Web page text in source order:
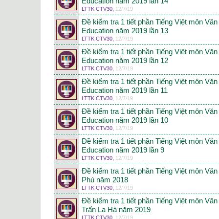
LTTK CTV30 12/7/19
Đề kiểm tra 1 tiết phần Tiếng Việt môn
Education năm 2019 lần 13
LTTK CTV30 12/7/19
Đề kiểm tra 1 tiết phần Tiếng Việt môn
Education năm 2019 lần 12
LTTK CTV30 12/7/19
Đề kiểm tra 1 tiết phần Tiếng Việt môn
Education năm 2019 lần 11
LTTK CTV30 12/7/19
Đề kiểm tra 1 tiết phần Tiếng Việt môn
Education năm 2019 lần 10
LTTK CTV30 12/7/19
Đề kiểm tra 1 tiết phần Tiếng Việt môn
Education năm 2019 lần 9
LTTK CTV30 12/7/19
Đề kiểm tra 1 tiết phần Tiếng Việt môn
Phú năm 2018
LTTK CTV30 12/7/19
Đề kiểm tra 1 tiết phần Tiếng Việt môn
Trấn La Hà năm 2019
LTTK CTV30 12/7/19